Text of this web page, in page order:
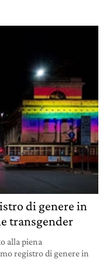
di genere in
transgender
alla piena
registro di genere in